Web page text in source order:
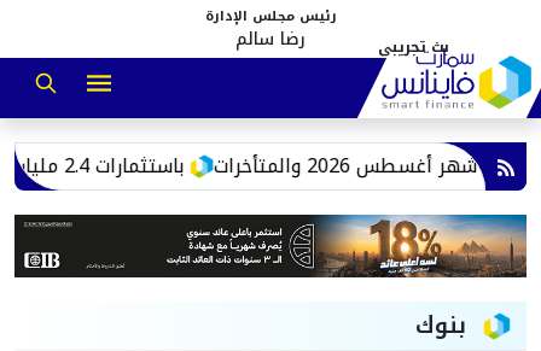
رئيس مجلس الإدارة
رضا سالم
‎باستثمارات 2.4 مليار جنيه.. اقتصادية قناة السويس: إنشاء مصانع جاهزة للاستخدامات الصناعية بالقنطرة غرب 2026 والمتأخرات
بنوك